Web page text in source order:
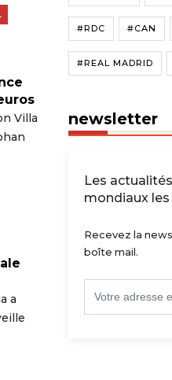
Villa
a
#RDC #CAN
#REAL MADRID
newsletter
Les
mondiaux
Recevez la
boîte mail.